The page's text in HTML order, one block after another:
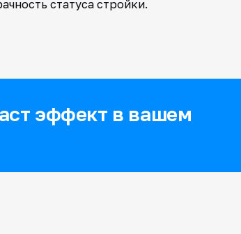
статуса стройки.
эффект в вашем